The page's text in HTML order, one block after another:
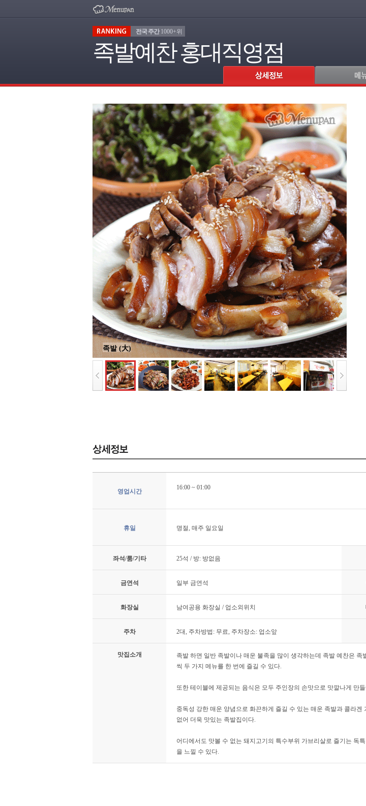
전국 주간1000+위
족발예찬 홍대직영점
족발 (大)
영업시간
16:00 ~ 01:00
휴일 명절, 매주 일요일
좌석/룸/기타 25석 / 방: 방없음
금연석 일부 금연석
화장실 남여공용 화장실 / 업소외위치
주차 2대, 주차방법: 무료, 주차장소: 업소앞
맛집소개
족발 하면 일반 족발이나 매운 불족을 많이 생각하는데 족발 예찬은
씩 두 가지 메뉴를 한 번에 즐길 수 있다.
또한 테이블에 제공되는 음식은 모두 주인장의 손맛으로 맛깔나게 만
중독성 강한 매운 양념으로 화끈하게 즐길 수 있는 매운 족발과 콜라
없어 더욱 맛있는 족발집이다.
어디에서도 맛볼 수 없는 돼지고기의 특수부위 가브리살로 즐기는 독
을 느낄 수 있다.